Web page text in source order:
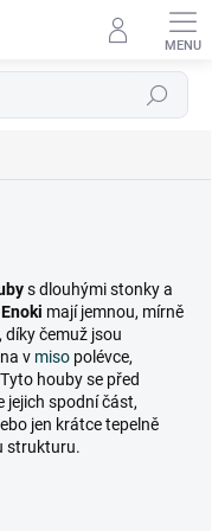
Hledat
s dlouhými stonky a
Enoki mají jemnou, mírně
čemuž jsou
v miso polévce,
houby se před
jejich spodní část,
jen krátce tepelně
strukturu.